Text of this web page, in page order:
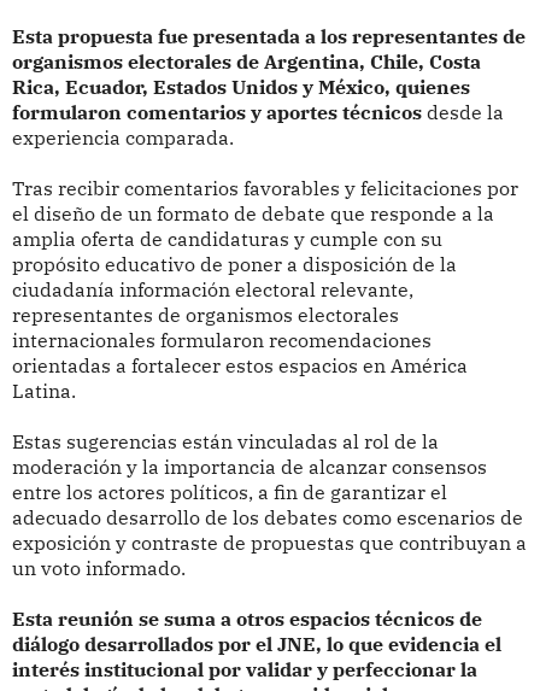
Esta propuesta fue presentada a los representantes de
organismos electorales de Argentina, Chile, Costa
Rica, Ecuador, Estados Unidos y México, quienes
formularon comentarios y aportes técnicosdesde la
experiencia comparada.
Tras recibir comentarios favorables y felicitaciones por
el diseño de un formato de debate que responde a la
amplia oferta de candidaturas y cumple con su
propósito educativo de poner a disposición de la
ciudadanía información electoral relevante,
representantes de organismos electorales
internacionales formularon recomendaciones
orientadas a fortalecer estos espacios en América
Latina.
Estas sugerencias están vinculadas al rol de la
moderación y la importancia de alcanzar consensos
entre los actores políticos, a fin de garantizar el
adecuado desarrollo de los debates como escenarios de
exposición y contraste de propuestas que contribuyan a
un voto informado.
Esta reunión se suma a otros espacios técnicos de
diálogo desarrollados por el JNE, lo que evidencia el
interés institucional por validar y perfeccionar la